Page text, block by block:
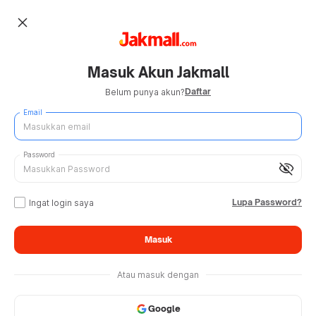
close
Masuk Akun Jakmall
Belum punya akun?Daftar
Email
visibility_off
Password
Ingat login saya Lupa Password?
Masuk
Atau masuk dengan
Google